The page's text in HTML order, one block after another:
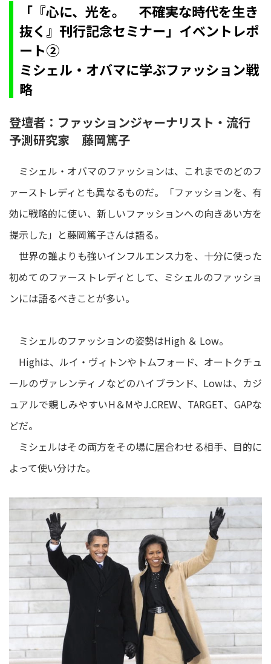
「『心に、光を。 不確実な時代を生き
抜く』刊行記念セミナー」イベントレポ
ート②
ミシェル・オバマに学ぶファッション戦
略
登壇者：ファッションジャーナリスト・流行
予測研究家 藤岡篤子
ミシェル・オバマのファッションは、これまでのどのフ
ァーストレディとも異なるものだ。「ファッションを、有
効に戦略的に使い、新しいファッションへの向きあい方を
提示した」と藤岡篤子さんは語る。
世界の誰よりも強いインフルエンス力を、十分に使った
初めてのファーストレディとして、ミシェルのファッショ
ンには語るべきことが多い。
ミシェルのファッションの姿勢はHigh ＆ Low。
Highは、ルイ・ヴィトンやトムフォード、オートクチュ
ールのヴァレンティノなどのハイブランド、Lowは、カジ
ュアルで親しみやすいH＆MやJ.CREW、TARGET、GAPな
どだ。
ミシェルはその両方をその場に居合わせる相手、目的に
よって使い分けた。